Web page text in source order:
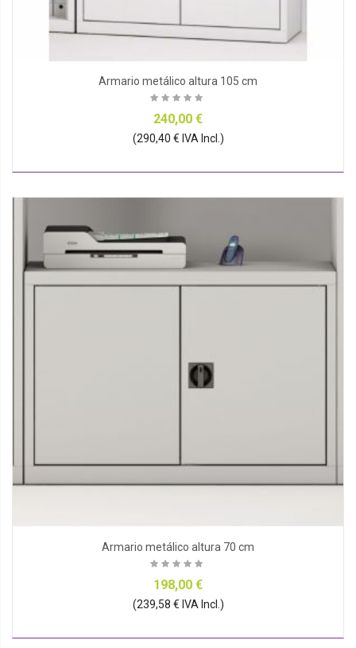
Armario metálico altura 105 cm
240,00 €
(290,40 € IVA Incl.)
Armario metálico altura 70 cm
198,00 €
(239,58 € IVA Incl.)